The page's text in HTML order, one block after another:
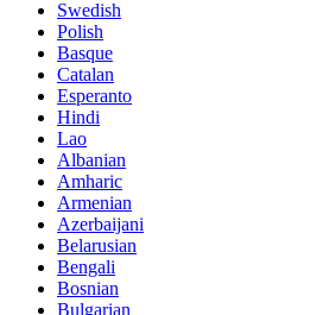
Swedish
Polish
Basque
Catalan
Esperanto
Hindi
Lao
Albanian
Amharic
Armenian
Azerbaijani
Belarusian
Bengali
Bosnian
Bulgarian